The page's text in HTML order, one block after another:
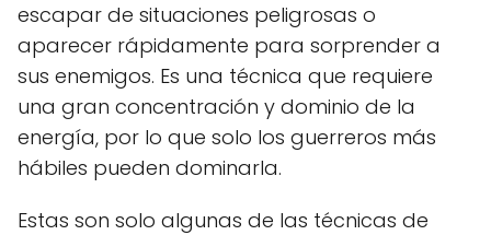
escapar de situaciones peligrosas o
aparecer rápidamente para sorprender a
sus enemigos. Es una técnica que requiere
una gran concentración y dominio de la
energía, por lo que solo los guerreros más
hábiles pueden dominarla.
Estas son solo algunas de las técnicas de